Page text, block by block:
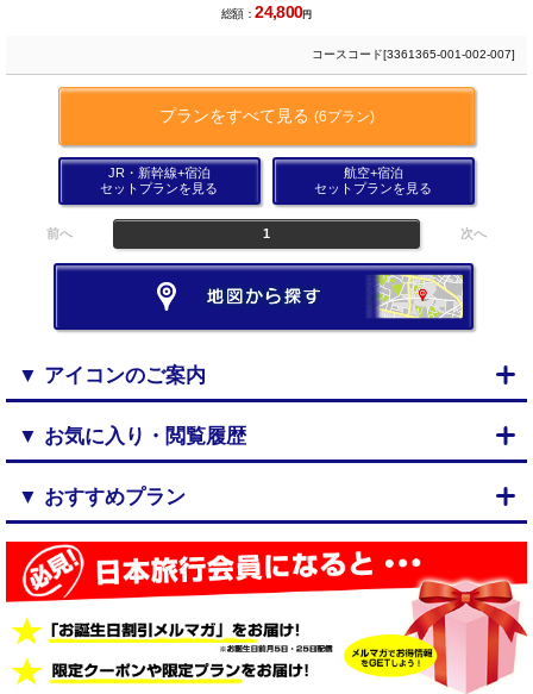
総額：24,800円
コースコード[3361365-001-002-007]
プランをすべて見る (6プラン)
JR・新幹線+宿泊
セットプランを見る
航空+宿泊
セットプランを見る
前へ 1 次へ
▼ アイコンのご案内
▼ お気に入り・閲覧履歴
▼ おすすめプラン